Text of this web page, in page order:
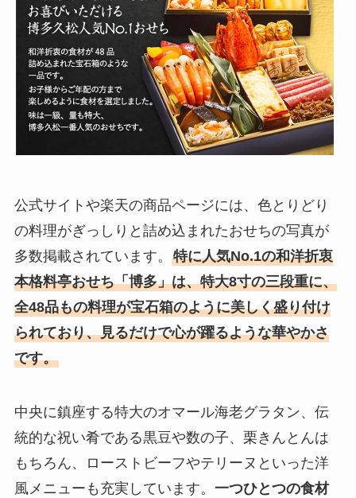
公式サイトや楽天の商品ページには、色とりどり
の料理がぎっしりと詰め込まれたおせちの写真が
多数掲載されています。 特に人気No.1の和洋折衷
本格料亭おせち「博多」は、特大8寸の三段重に、
全48品もの料理が宝石箱のように美しく盛り付け
られており、見るだけで心が躍るような華やかさ
です。
中央に鎮座する特大のオマール海老グラタン、伝
統的な祝い肴である黒豆や数の子、栗きんとんは
もちろん、ローストビーフやテリーヌといった洋
風メニューも充実しています。 一つひとつの食材